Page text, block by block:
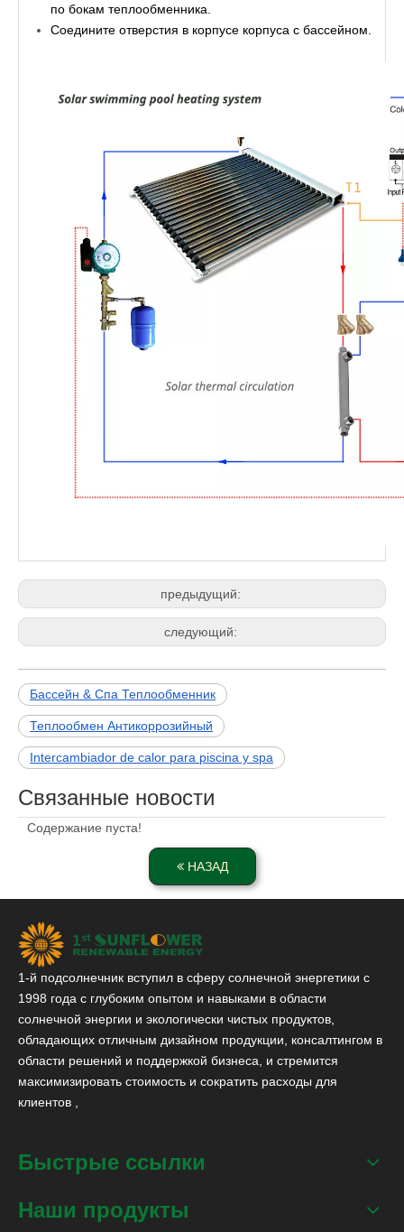
по бокам теплообменника.
Соедините отверстия в корпусе корпуса с бассейном.
предыдущий:
следующий:
Бассейн & Спа Теплообменник
Теплообмен Антикоррозийный
Intercambiador de calor para piscina y spa
Связанные новости
Содержание пуста!
НАЗАД
1-й подсолнечник вступил в сферу солнечной энергетики с
1998 года с глубоким опытом и навыками в области
солнечной энергии и экологически чистых продуктов,
обладающих отличным дизайном продукции, консалтингом в
области решений и поддержкой бизнеса, и стремится
максимизировать стоимость и сократить расходы для
клиентов ,
Быстрые ссылки
Наши продукты